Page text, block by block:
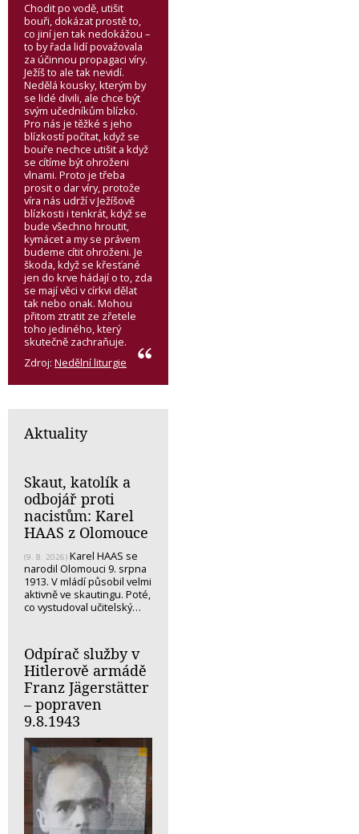
Chodit po vodě, utišit
bouři, dokázat prostě to,
co jiní jen tak nedokážou –
to by řada lidí považovala
za účinnou propagaci víry.
Ježíš to ale tak nevidí.
Nedělá kousky, kterým by
se lidé divili, ale chce být
svým učedníkům blízko.
Pro nás je těžké s jeho
blízkostí počítat, když se
bouře nechce utišit a když
se cítíme být ohroženi
vlnami. Proto je třeba
prosit o dar víry, protože
víra nás udrží v Ježíšově
blízkosti i tenkrát, když se
bude všechno hroutit,
kymácet a my se právem
budeme cítit ohroženi. Je
škoda, když se křesťané
jen do krve hádají o to, zda
se mají věci v církvi dělat
tak nebo onak. Mohou
přitom ztratit ze zřetele
toho jediného, který
skutečně zachraňuje.
Zdroj: Nedělní liturgie
Aktuality
Skaut, katolík a
odbojář proti
nacistům: Karel
HAAS z Olomouce
(9. 8. 2026) Karel HAAS se
narodil Olomouci 9. srpna
1913. V mládí působil velmi
aktivně ve skautingu. Poté,
co vystudoval učitelský…
Odpírač služby v
Hitlerově armádě
Franz Jägerstätter
– popraven
9.8.1943